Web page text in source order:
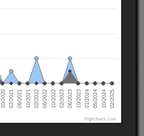
10/2020 02/2021 06/2021 10/2021 02/2022 06/2022 10/2022 02/2023 06/2023 10/2023 01/2024 05/2024 10/2024 02/2025
Highcharts.com